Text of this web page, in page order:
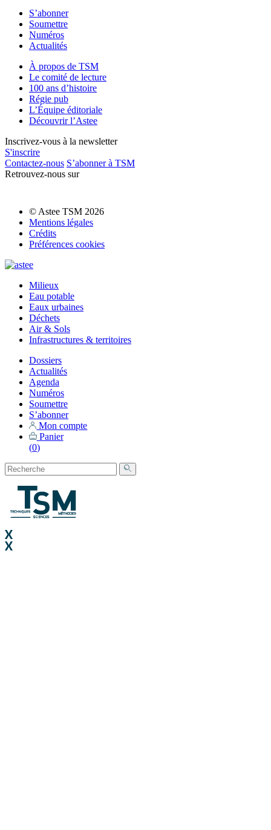
S’abonner
Soumettre
Numéros
Actualités
À propos de TSM
Le comité de lecture
100 ans d’histoire
Régie pub
L’Équipe éditoriale
Découvrir l’Astee
Inscrivez-vous à la newsletter
S'inscrire
Contactez-nous S’abonner à TSM
Retrouvez-nous sur
© Astee TSM 2026
Mentions légales
Crédits
Préférences cookies
Milieux
Eau potable
Eaux urbaines
Déchets
Air & Sols
Infrastructures & territoires
Dossiers
Actualités
Agenda
Numéros
Soumettre
S’abonner
Mon compte
Panier
(0)